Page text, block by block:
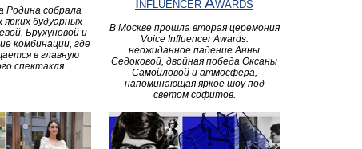
Родина собрала
ярких будуарных
Брухуновой и
комбинации, где
в главную
спектакля.
В Москве прошла вторая церемония
Voice Influencer Awards:
неожиданное падение Анны
Седоковой, двойная победа Оксаны
Самойловой и атмосфера,
напоминающая яркое шоу под
светом софитов.